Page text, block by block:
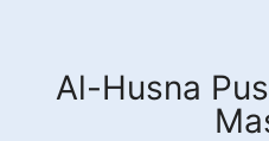
contentAl-Husna